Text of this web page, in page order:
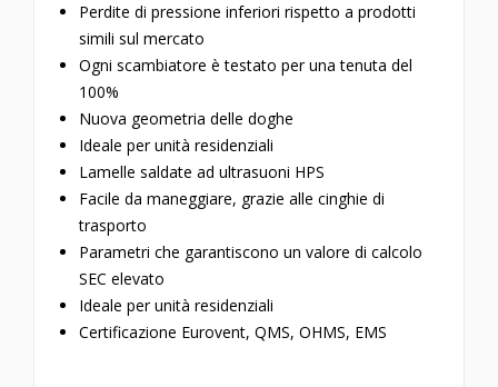
Perdite di pressione inferiori rispetto a prodotti
simili sul mercato
Ogni scambiatore è testato per una tenuta del
100%
Nuova geometria delle doghe
Ideale per unità residenziali
Lamelle saldate ad ultrasuoni HPS
Facile da maneggiare, grazie alle cinghie di
trasporto
Parametri che garantiscono un valore di calcolo
SEC elevato
Ideale per unità residenziali
Certificazione Eurovent, QMS, OHMS, EMS